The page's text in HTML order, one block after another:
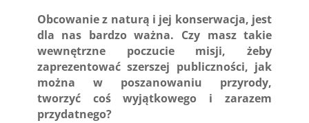
Obcowanie z naturą i jej konserwacja, jest
dla nas bardzo ważna. Czy masz takie
wewnętrzne poczucie misji, żeby
zaprezentować szerszej publiczności, jak
można w poszanowaniu przyrody,
tworzyć coś wyjątkowego i zarazem
przydatnego?